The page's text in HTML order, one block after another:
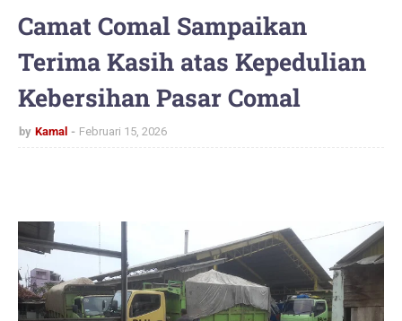
Camat Comal Sampaikan
Terima Kasih atas Kepedulian
Kebersihan Pasar Comal
by Kamal Februari 15, 2026